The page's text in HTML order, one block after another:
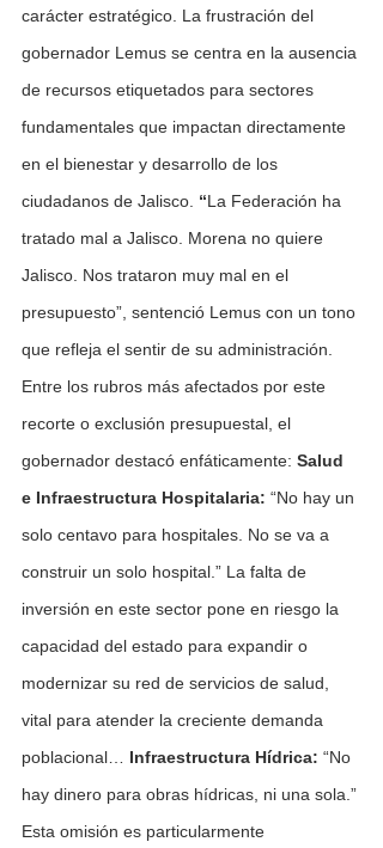
carácter estratégico. La frustración del
gobernador Lemus se centra en la ausencia
de recursos etiquetados para sectores
fundamentales que impactan directamente
en el bienestar y desarrollo de los
ciudadanos de Jalisco. “La Federación ha
tratado mal a Jalisco. Morena no quiere
Jalisco. Nos trataron muy mal en el
presupuesto”, sentenció Lemus con un tono
que refleja el sentir de su administración.
Entre los rubros más afectados por este
recorte o exclusión presupuestal, el
gobernador destacó enfáticamente: Salud
e Infraestructura Hospitalaria: “No hay un
solo centavo para hospitales. No se va a
construir un solo hospital.” La falta de
inversión en este sector pone en riesgo la
capacidad del estado para expandir o
modernizar su red de servicios de salud,
vital para atender la creciente demanda
poblacional… Infraestructura Hídrica: “No
hay dinero para obras hídricas, ni una sola.”
Esta omisión es particularmente